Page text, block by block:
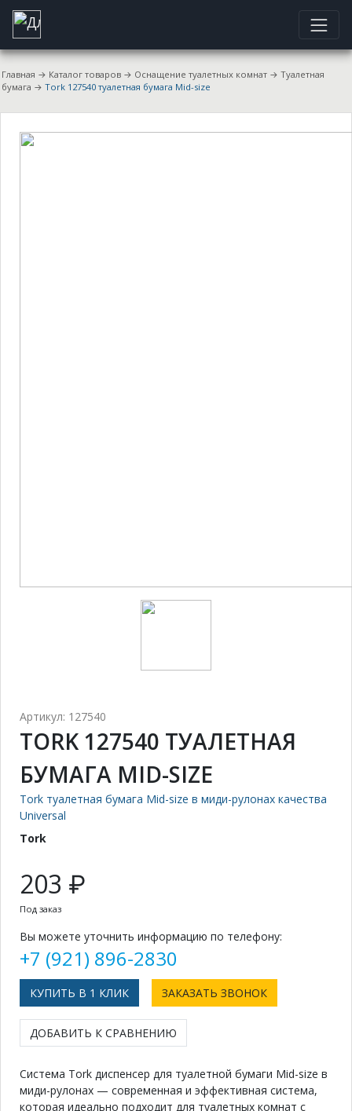
Главная → Каталог товаров → Оснащение туалетных комнат → Туалетная
бумага → Tork 127540 туалетная бумага Mid-size
Артикул: 127540
TORK 127540 ТУАЛЕТНАЯ
БУМАГА MID-SIZE
Tork туалетная бумага Mid-size в миди-рулонах качества
Universal
Tork
203 ₽
Под заказ
Вы можете уточнить информацию по телефону:
+7 (921) 896-2830
КУПИТЬ В 1 КЛИК ЗАКАЗАТЬ ЗВОНОК
ДОБАВИТЬ К СРАВНЕНИЮ
Система Tork диспенсер для туалетной бумаги Mid-size в
миди-рулонах — современная и эффективная система,
которая идеально подходит для туалетных комнат с